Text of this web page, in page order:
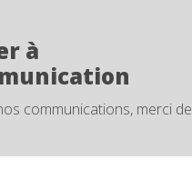
à
communications, merci de